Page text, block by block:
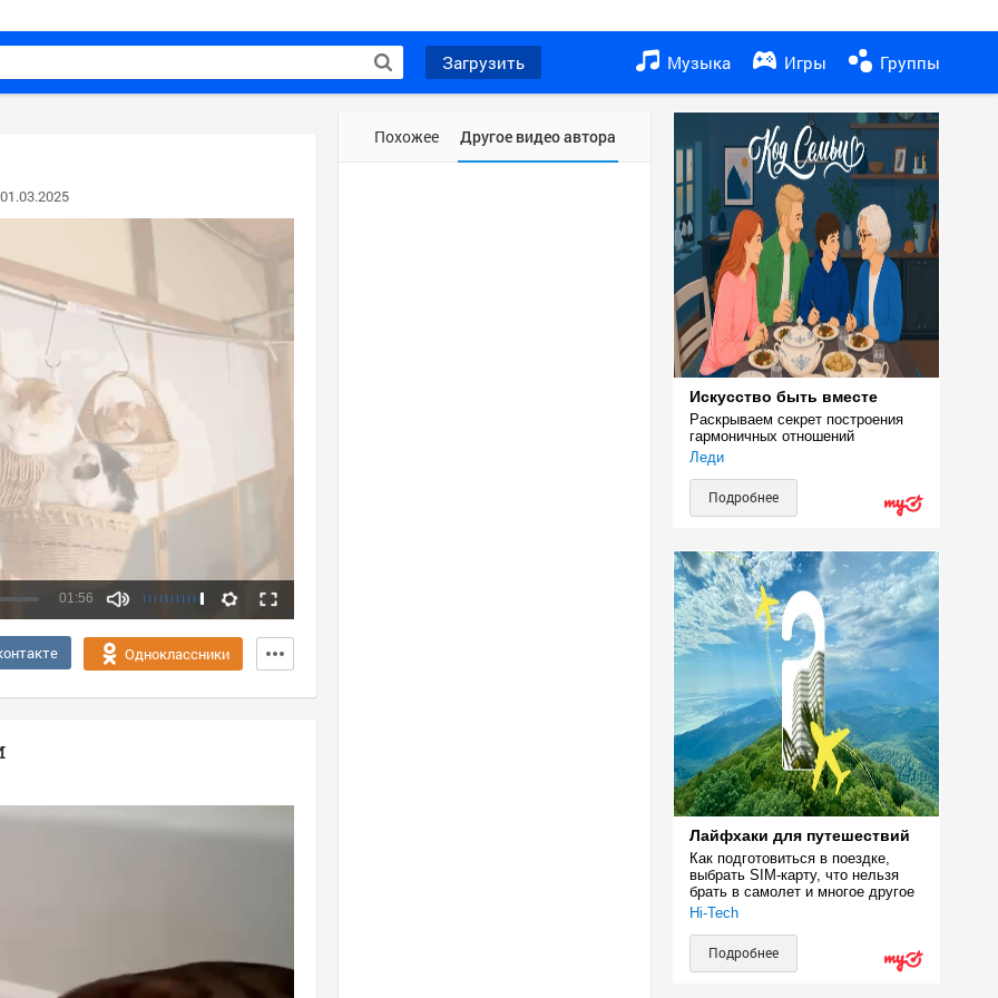
Загрузить Музыка Игры Группы
01.03.2025
Качество:
360p
720p
01:56
Одноклассники
Похожее Другое видео автора
Искусство быть вместе
Раскрываем секрет построения
гармоничных отношений
Леди
Подробнее
Лайфхаки для путешествий
Как подготовиться в поездке,
выбрать SIM-карту, что нельзя
брать в самолет и многое другое
Hi-Tech
Подробнее